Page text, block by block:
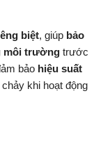
biệt, giúp bảo
môi trường trước
bảo hiệu suất
khi hoạt động